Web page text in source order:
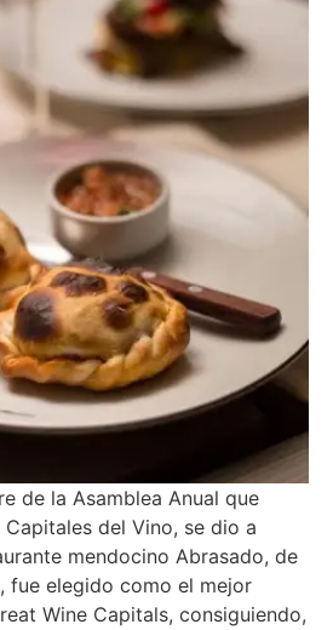
de la Asamblea Anual que
Capitales del Vino, se dio a
mendocino Abrasado, de
fue elegido como el mejor
Wine Capitals, consiguiendo,